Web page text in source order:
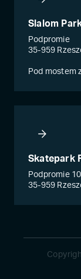
Slalom
Podpromie
35-959
Pod mostem
Skatepark
Podpromie 10
35-959